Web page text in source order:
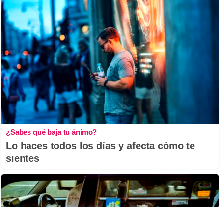
¿Sabes qué baja tu ánimo?
Lo haces todos los días y afecta cómo te
sientes